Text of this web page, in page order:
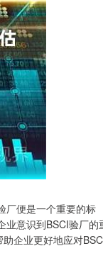
厂便是一个重要的标
业意识到BSCI验厂的
企业更好地应对
43.13